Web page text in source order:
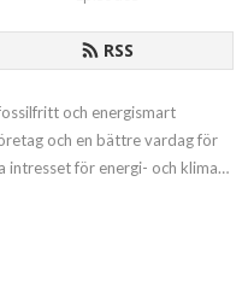
RSS
och energismart
och en bättre vardag för
intresset för energi- och klimat,
Jämtlands län.